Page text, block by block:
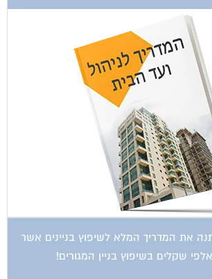
את המדריך המלא לשיפוץ בניינים אשר
שקלים בשיפוץ בניין המגורים!